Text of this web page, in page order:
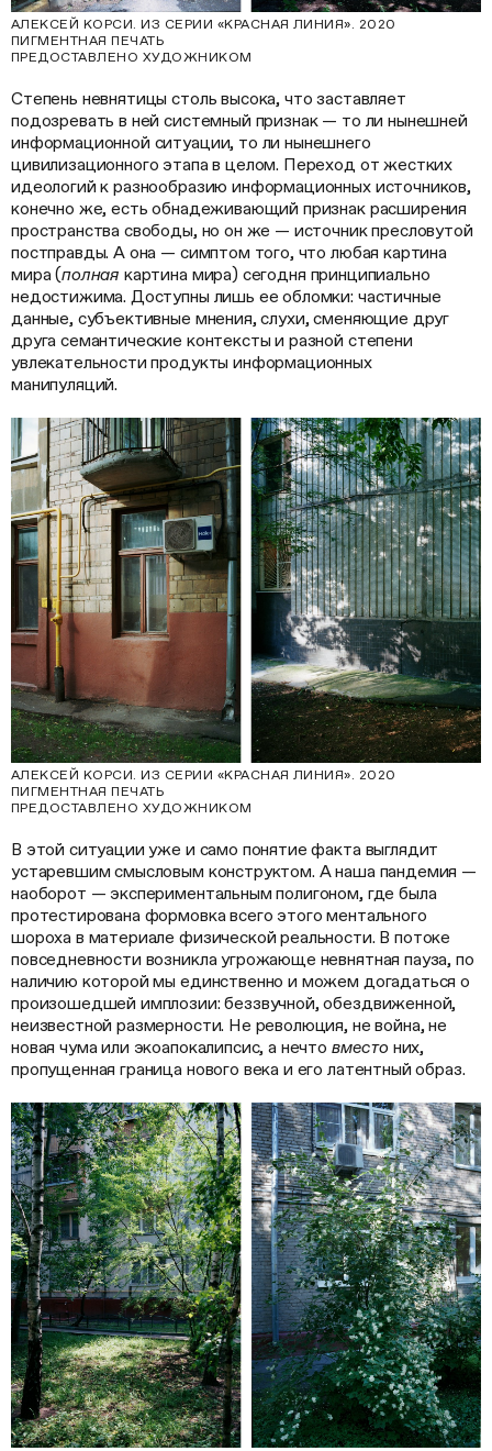
АЛЕКСЕЙ КОРСИ. ИЗ СЕРИИ «КРАСНАЯ ЛИНИЯ». 2020
ПИГМЕНТНАЯ ПЕЧАТЬ
ПРЕДОСТАВЛЕНО ХУДОЖНИКОМ
Степень невнятицы столь высока, что заставляет
подозревать в ней системный признак — то ли нынешней
информационной ситуации, то ли нынешнего
цивилизационного этапа в целом. Переход от жестких
идеологий к разнообразию информационных источников,
конечно же, есть обнадеживающий признак расширения
пространства свободы, но он же — источник пресловутой
постправды. А она — симптом того, что любая картина
мира (полная картина мира) сегодня принципиально
недостижима. Доступны лишь ее обломки: частичные
данные, субъективные мнения, слухи, сменяющие друг
друга семантические контексты и разной степени
увлекательности продукты информационных
манипуляций.
АЛЕКСЕЙ КОРСИ. ИЗ СЕРИИ «КРАСНАЯ ЛИНИЯ». 2020
ПИГМЕНТНАЯ ПЕЧАТЬ
ПРЕДОСТАВЛЕНО ХУДОЖНИКОМ
В этой ситуации уже и само понятие факта выглядит
устаревшим смысловым конструктом. А наша пандемия —
наоборот — экспериментальным полигоном, где была
протестирована формовка всего этого ментального
шороха в материале физической реальности. В потоке
повседневности возникла угрожающе невнятная пауза, по
наличию которой мы единственно и можем догадаться о
произошедшей имплозии: беззвучной, обездвиженной,
неизвестной размерности. Не революция, не война, не
новая чума или экоапокалипсис, а нечто вместоних,
пропущенная граница нового века и его латентный образ.